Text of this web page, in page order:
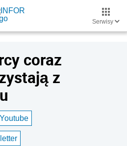
Serwisy
coraz
z